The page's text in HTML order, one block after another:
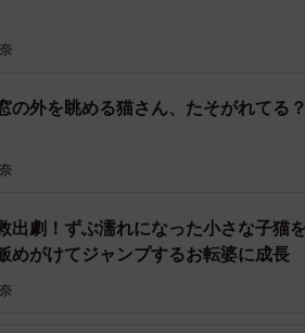
定2カ月ほど、小さかったぴーちゃん（画像提
年11月25日のことでした。
でした。小雨の中、私の妻が家の駐
ゃんを見つけたのです。今にも消
した」
きましたが、そこで判明したのは厳し
の外を眺める猫さん、たそがれてる？
出劇！ずぶ濡れになった小さな子猫
めがけてジャンプするお転婆に成長